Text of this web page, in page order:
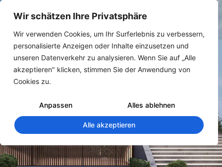
Wir schätzen Ihre Privatsphäre
Wir verwenden Cookies, um Ihr Surferlebnis zu verbessern,
personalisierte Anzeigen oder Inhalte einzusetzen und
unseren Datenverkehr zu analysieren. Wenn Sie auf „Alle
akzeptieren" klicken, stimmen Sie der Anwendung von
Cookies zu.
Anpassen Alles ablehnen
Alle akzeptieren
#Angebotsrechnung